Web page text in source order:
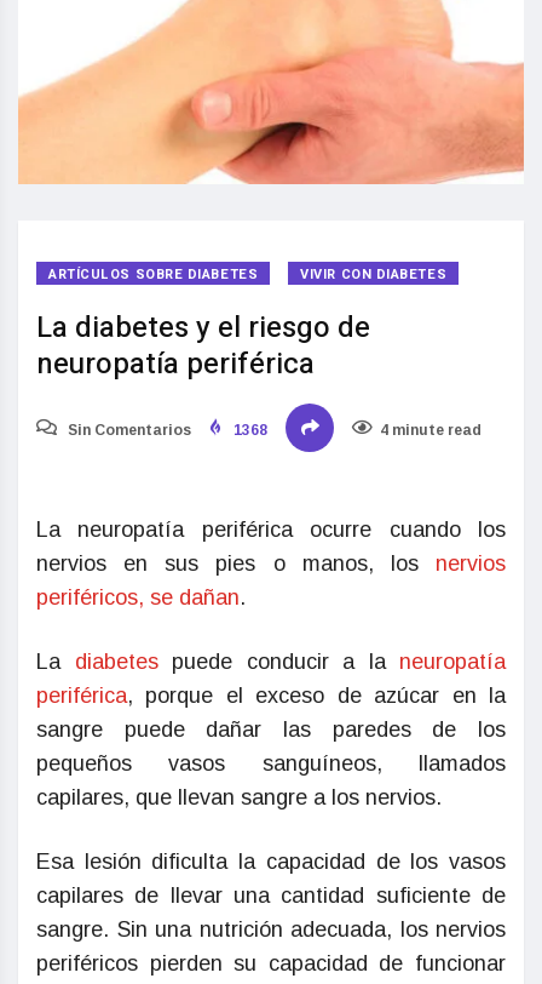
ARTÍCULOS SOBRE DIABETES VIVIR CON DIABETES
La diabetes y el riesgo de
neuropatía periférica
Sin Comentarios 1368 4 minute read
La neuropatía periférica ocurre cuando los
nervios en sus pies o manos, los nervios
periféricos, se dañan.
La diabetes puede conducir a la neuropatía
periférica, porque el exceso de azúcar en la
sangre puede dañar las paredes de los
pequeños vasos sanguíneos, llamados
capilares, que llevan sangre a los nervios.
Esa lesión dificulta la capacidad de los vasos
capilares de llevar una cantidad suficiente de
sangre. Sin una nutrición adecuada, los nervios
periféricos pierden su capacidad de funcionar